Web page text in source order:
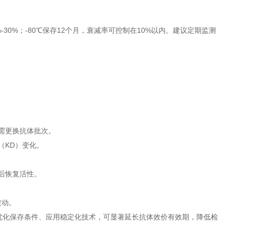
；-80℃保存12个月，衰减率可控制在10%以内。建议定期监测
换抗体批次。
）变化。
复活性。
。
存条件、应用稳定化技术，可显著延长抗体效价有效期，降低检